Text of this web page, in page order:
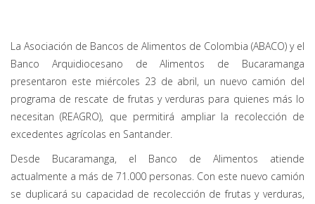
La Asociación de Bancos de Alimentos de Colombia (ABACO) y el
Banco Arquidiocesano de Alimentos de Bucaramanga
presentaron este miércoles 23 de abril, un nuevo camión del
programa de rescate de frutas y verduras para quienes más lo
necesitan (REAGRO), que permitirá ampliar la recolección de
excedentes agrícolas en Santander.
Desde Bucaramanga, el Banco de Alimentos atiende
actualmente a más de 71.000 personas. Con este nuevo camión
se duplicará su capacidad de recolección de frutas y verduras,